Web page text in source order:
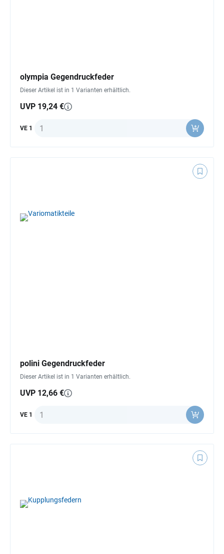
olympia Gegendruckfeder
Dieser Artikel ist in 1 Varianten erhältlich.
UVP 19,24 €
VE 1 Anzahl
polini Gegendruckfeder
Dieser Artikel ist in 1 Varianten erhältlich.
UVP 12,66 €
VE 1 Anzahl